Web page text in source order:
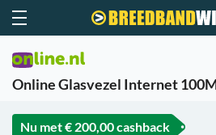
Online Glasvezel Internet
Nu met€ 200,00 cashback